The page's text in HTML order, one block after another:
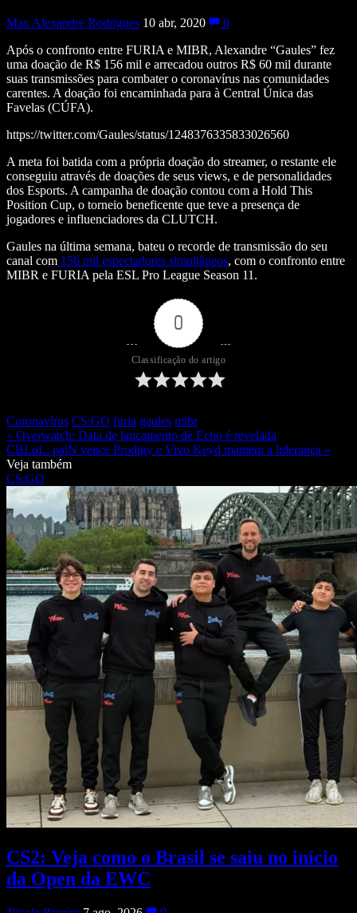
Max Alexandre Rodrigues 10 abr, 2020
0
Após o confronto entre FURIA e MIBR, Alexandre “Gaules” fez
uma doação de R$ 156 mil e arrecadou outros R$ 60 mil durante
suas transmissões para combater o coronavírus nas comunidades
carentes. A doação foi encaminhada para à Central Única das
Favelas (CÚFA).
https://twitter.com/Gaules/status/1248376335833026560
A meta foi batida com a própria doação do streamer, o restante ele
conseguiu através de doações de seus views, e de personalidades
dos Esports. A campanha de doação contou com a Hold This
Position Cup, o torneio beneficente que teve a presença de
jogadores e influenciadores da CLUTCH.
Gaules na última semana, bateu o recorde de transmissão do seu
canal com 156 mil espectadores simultâneos, com o confronto entre
MIBR e FURIA pela ESL Pro League Season 11.
0
Classificação do artigo
Coronavírus CS:GO furia gaules mibr
« Overwatch: Data de lançamento de Echo é revelada
CBLoL: paiN vence Prodigy e Vivo Keyd mantem a liderança »
Veja também
CS:GO
CS2: Veja como o Brasil se saiu no início
da Open da EWC